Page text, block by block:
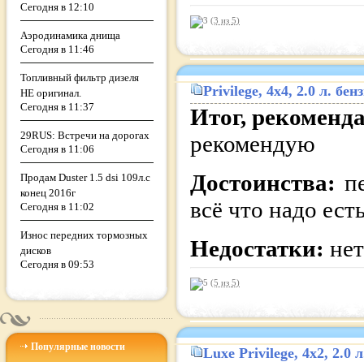
Сегодня в 12:10
Аэродинамика днища
Сегодня в 11:46
Топливный фильтр дизеля
НЕ оригинал.
Сегодня в 11:37
29RUS: Встречи на дорогах
Сегодня в 11:06
Продам Duster 1.5 dsi 109л.c
конец 2016г
Сегодня в 11:02
Износ передних тормозных
дисков
Сегодня в 09:53
Популярные новости
(3 из 5)
Privilege, 4x4, 2.0 л.
Итог,
рекомендую
Достоинства:
всё что надо
Недостатки:
(5 из 5)
Luxe Privilege, 4x2, 2.0